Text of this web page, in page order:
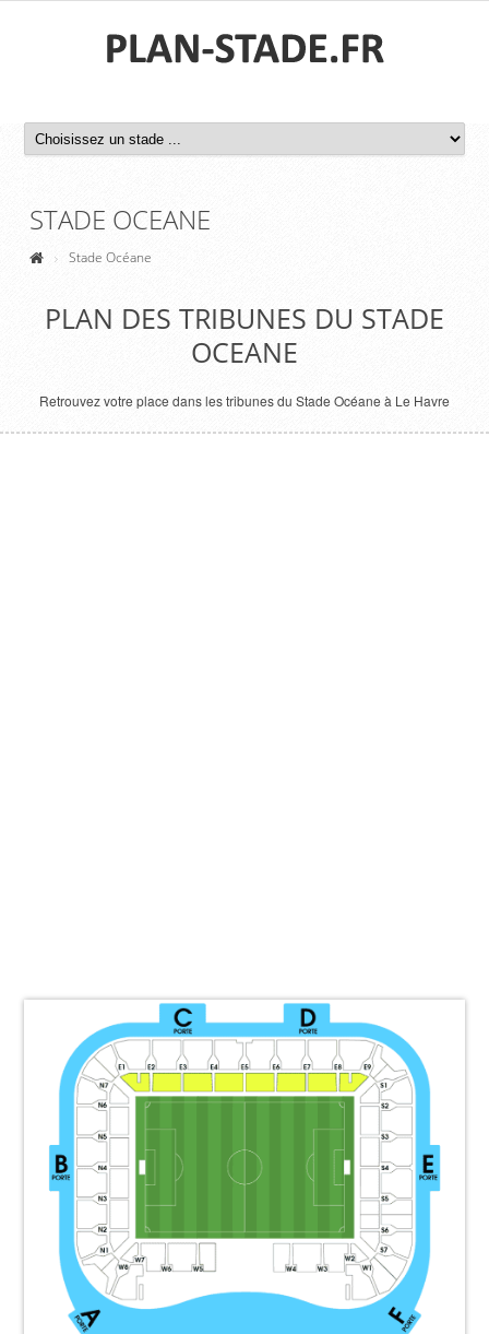
STADE OCEANE
Stade Océane
PLAN DES TRIBUNES DU STADE
OCEANE
Retrouvez votre place dans les tribunes du Stade Océane à Le Havre